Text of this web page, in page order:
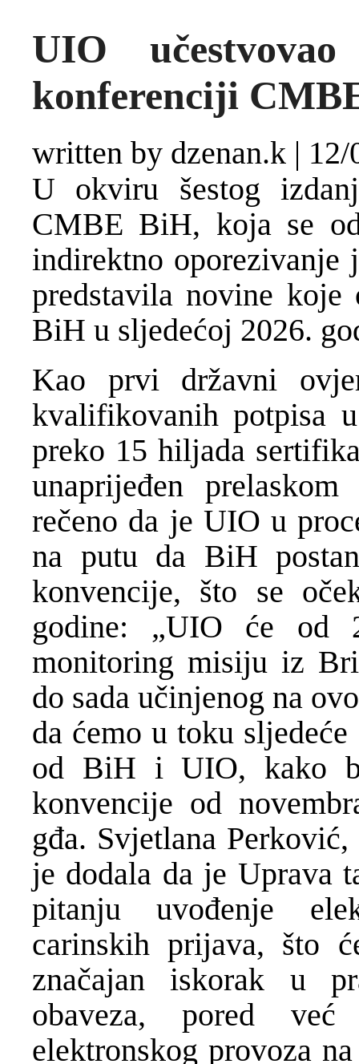
UIO
konferenciji
written by dzenan.k | 12/
U okviru šestog
CMBE BiH, koja se
indirektno oporezivanje
predstavila novine koje
BiH u sljedećoj 2026.
Kao prvi državni
kvalifikovanih potpisa
preko 15 hiljada
unaprijeđen
rečeno da je UIO u
na putu da BiH
konvencije, što se
godine: „UIO će od
monitoring misiju iz
do sada učinjenog na
da ćemo u toku
od BiH i UIO, kako
konvencije od
gđa. Svjetlana
je dodala da je Uprava
pitanju uvođenje
carinskih prijava, što
značajan iskorak u
obaveza, pored već
elektronskog provoza